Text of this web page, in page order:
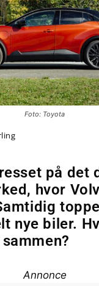
Foto: Toyota
på det
hvor
nye biler.
Annonce